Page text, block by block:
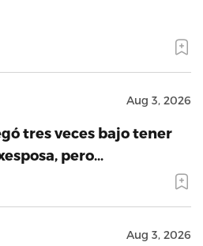
Aug 3, 2026
tres veces bajo tener
pero…
Aug 3, 2026